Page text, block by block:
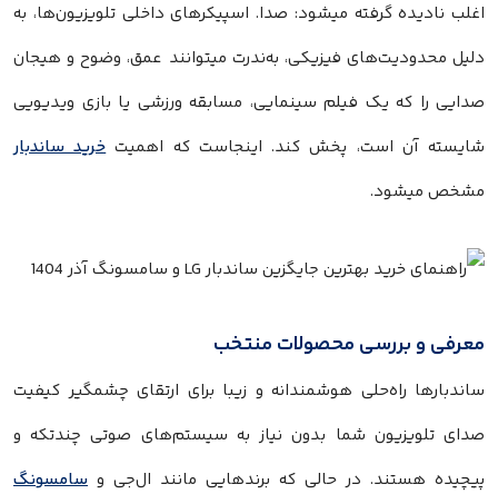
نادیده گرفته میشود: صدا. اسپیکرهای داخلی تلویزیون‌ها، به
محدودیت‌های فیزیکی، به‌ندرت میتوانند عمق، وضوح و هیجان
را که یک فیلم سینمایی، مسابقه ورزشی یا بازی ویدیویی
آن است، پخش کند. اینجاست که اهمیتخرید ساندبار
میشود.
و بررسی محصولات منتخب
راه‌حلی هوشمندانه و زیبا برای ارتقای چشمگیر کیفیت
تلویزیون شما بدون نیاز به سیستم‌های صوتی چندتکه و
هستند. در حالی که برندهایی مانند ال‌جی وسامسونگ